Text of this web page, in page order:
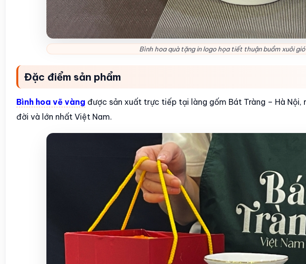
Bình hoa quà tặng in logo họa tiết thuận buồm xuôi
Đặc điểm sản phẩm
Bình hoa vẽ vàng được sản xuất trực tiếp tại làng gốm Bát Tràng – Hà
đời và lớn nhất Việt Nam.